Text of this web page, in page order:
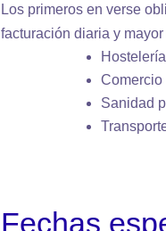
Los primeros en verse
facturación diaria y
Comercio
Sanidad
Fechas